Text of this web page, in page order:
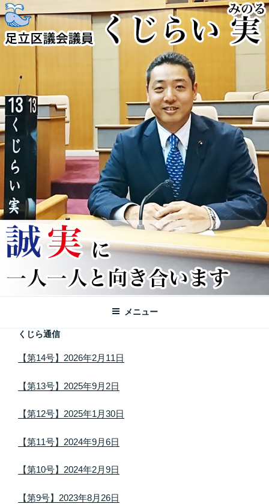
コ
ン
テ
ス
キ
ッ
プ
くじらい実
足立区を全力疾走！！
メニュー
くじら通信
【第14号】2026年2月11日
【第13号】2025年9月2日
【第12号】2025年1月30日
【第11号】2024年9月6日
【第10号】2024年2月9日
【第9号】2023年8月26日